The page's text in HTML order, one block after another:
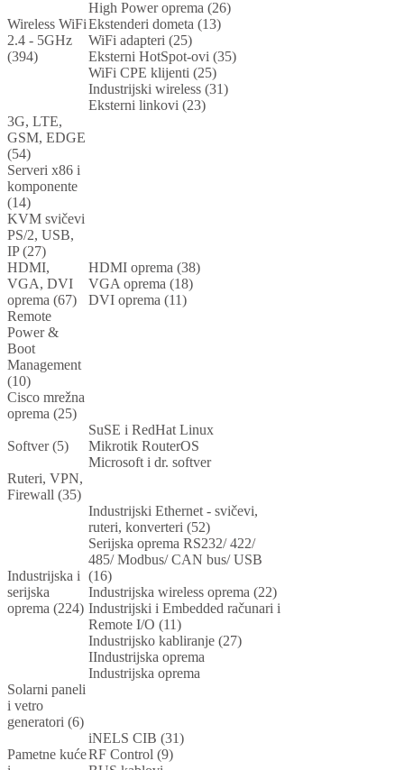
Wireless WiFi
2.4 - 5GHz
(394)
High Power oprema (26)
Ekstenderi dometa (13)
WiFi adapteri (25)
Eksterni HotSpot-ovi (35)
WiFi CPE klijenti (25)
Industrijski wireless (31)
Eksterni linkovi (23)
3G, LTE,
GSM, EDGE
(54)
Serveri x86 i
komponente
(14)
KVM svičevi
PS/2, USB,
IP (27)
HDMI,
VGA, DVI
oprema (67)
HDMI oprema (38)
VGA oprema (18)
DVI oprema (11)
Remote
Power &
Boot
Management
(10)
Cisco mrežna
oprema (25)
Softver (5)
SuSE i RedHat Linux
Mikrotik RouterOS
Microsoft i dr. softver
Ruteri, VPN,
Firewall (35)
Industrijska i
serijska
oprema (224)
Industrijski Ethernet - svičevi,
ruteri, konverteri (52)
Serijska oprema RS232/ 422/
485/ Modbus/ CAN bus/ USB
(16)
Industrijska wireless oprema (22)
Industrijski i Embedded računari i
Remote I/O (11)
Industrijsko kabliranje (27)
IIndustrijska oprema
Industrijska oprema
Solarni paneli
i vetro
generatori (6)
Pametne kuće
iNELS CIB (31)
RF Control (9)